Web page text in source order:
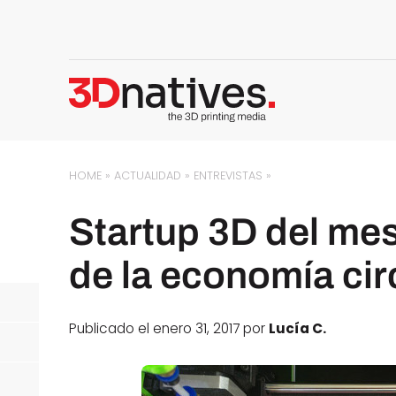
HOME »ACTUALIDAD » ENTREVISTAS »
Startup 3D del
de la economía
Publicado el enero 31, 2017 por Lucía C.